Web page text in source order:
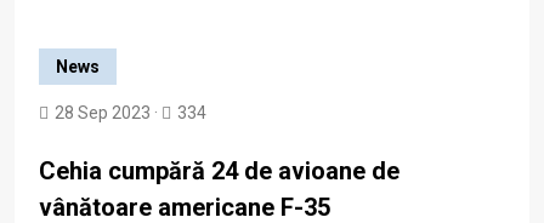
News
28 Sep 2023 · 334
Cehia cumpără 24 de avioane de
vânătoare americane F-35